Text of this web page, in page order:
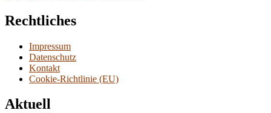
Rechtliches
Impressum
Datenschutz
Kontakt
Cookie-Richtlinie (EU)
Aktuell